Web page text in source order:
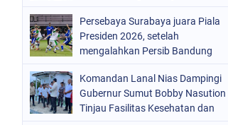
mengenakan sepatu viral di
media sosial
Persebaya Surabaya juara Piala
Presiden 2026, setelah
mengalahkan Persib Bandung
laga final. Green Force menang 6-
5 setelah kedua tim bermain
imbang 1-1 hingga 120 menit
Komandan Lanal Nias Dampingi
Gubernur Sumut Bobby Nasution
Tinjau Fasilitas Kesehatan dan